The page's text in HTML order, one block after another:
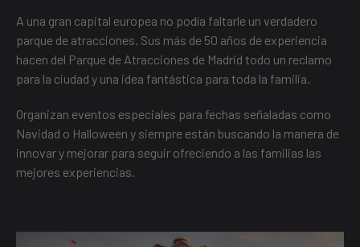
A una gran capital europea no podía faltarle un verdadero
parque de atracciones. Sus más de 50 años de experiencia
hacen del Parque de Atracciones de Madrid todo un reclamo
para la ciudad y una idea fantástica para toda la familia.
Organizan eventos especiales para fechas señaladas como
Navidad o Halloween y siempre están buscando la manera de
innovar y mejorar para seguir ofreciendo a las familias las
mejores experiencias.